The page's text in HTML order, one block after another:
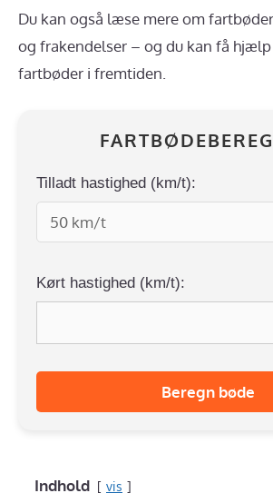
Du kan også læse mere om
og frakendelser – og du kan få
fartbøder i fremtiden.
Tilladt hastighed (km/t):
Kørt hastighed (km/t):
Beregn bøde
Indhold vis